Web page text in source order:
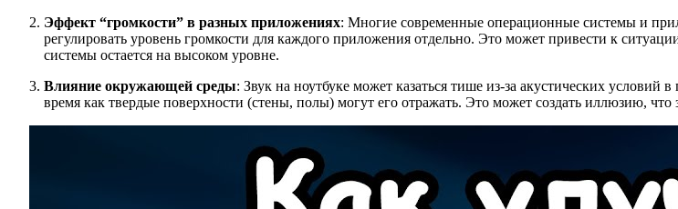
Эффект “громкости” в разных приложениях: Многие современные операционные системы и
регулировать уровень громкости для каждого приложения отдельно. Это может привести к
системы остается на высоком уровне.
Влияние окружающей среды: Звук на ноутбуке может казаться тише из-за акустических
время как твердые поверхности (стены, полы) могут его отражать. Это может создать иллюзию,